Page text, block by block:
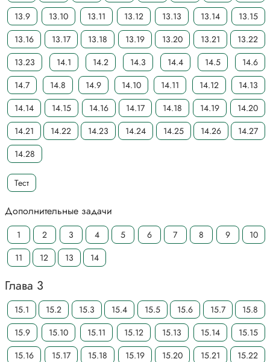
13.9
13.10 13.11 13.12 13.13 13.14
13.15
13.16
13.17 13.18 13.19 13.20 13.21
13.22
13.23
14.1 14.2 14.3 14.4 14.5
14.6
14.7
14.8 14.9 14.10 14.11 14.12
14.13
14.14
14.15 14.16 14.17 14.18 14.19
14.20
14.21
14.22 14.23 14.24 14.25 14.26
14.27
14.28
Тест
Дополнительные задачи
1 2 3 4 5 6 7 8 9
10
11
12 13 14
Глава 3
15.1 15.2 15.3 15.4 15.5 15.6 15.7
15.8
15.9
15.10 15.11 15.12 15.13 15.14
15.15
15.16
15.17 15.18 15.19 15.20 15.21
15.22